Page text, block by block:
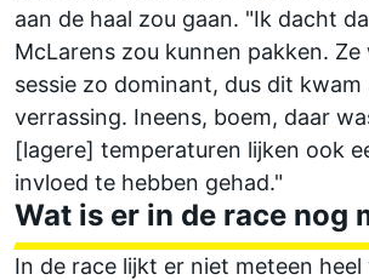
aan de haal zou gaan. "Ik dacht
McLarens zou kunnen pakken.
sessie zo dominant, dus dit kwam
verrassing. Ineens, boem, daar
[lagere] temperaturen lijken ook
invloed te hebben gehad."
Wat is er in de race nog
In de race lijkt er niet meteen heel